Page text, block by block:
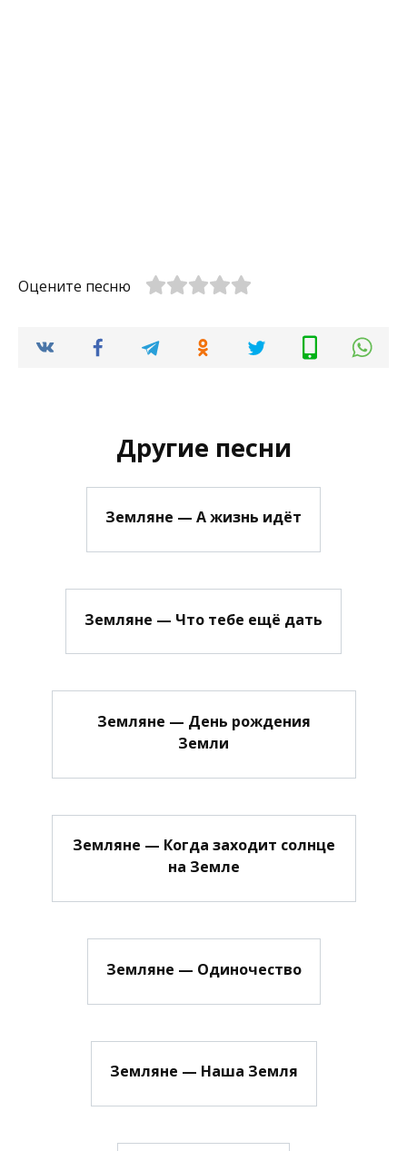
Оцените песню
Другие песни
Земляне — А жизнь идёт
Земляне — Что тебе ещё дать
Земляне — День рождения
Земли
Земляне — Когда заходит солнце
на Земле
Земляне — Одиночество
Земляне — Наша Земля